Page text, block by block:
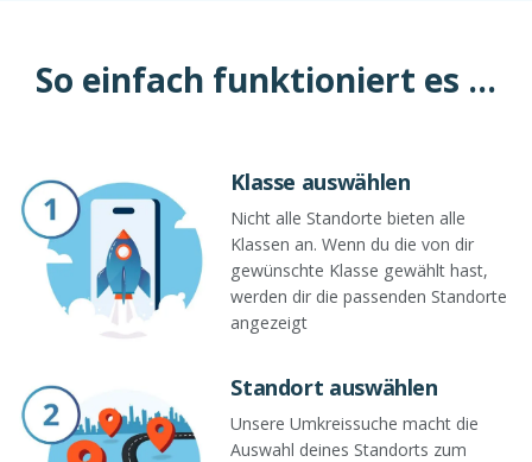
So einfach funktioniert es ...
Klasse auswählen
Nicht alle Standorte bieten alle
Klassen an. Wenn du die von dir
gewünschte Klasse gewählt hast,
werden dir die passenden Standorte
angezeigt
Standort auswählen
Unsere Umkreissuche macht die
Auswahl deines Standorts zum